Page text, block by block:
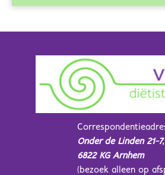
Onder de Linden 21-7,
6822 KG Arnhem
(bezoek alleen op